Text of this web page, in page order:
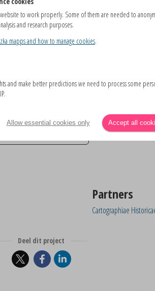
Partners
Cartographiae
Deel dit project
to work properly. Some of them are needed to
and research purposes.
mapps and how to manage cookies.
and make better predictions we need to process some
Allow essential cookies only Accept all